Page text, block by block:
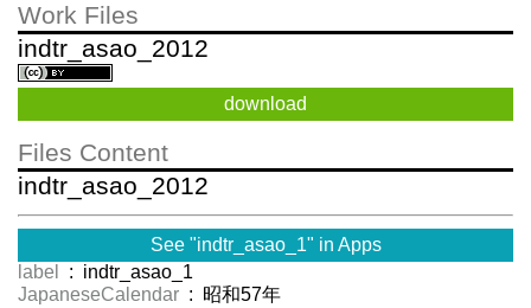
Work Files
indtr_asao_2012
download
Files Content
indtr_asao_2012
See "indtr_asao_1" in Apps
label
: indtr_asao_1
JapaneseCalendar : 昭和57年